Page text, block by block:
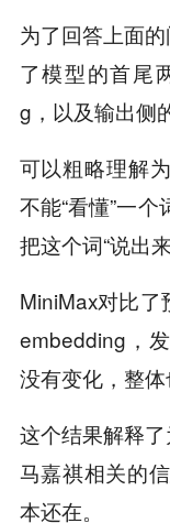
为了回答上面
了模型的首尾
g，以及输出侧
可以粗略理解
不能“看懂”一
把这个词“说出来
MiniMax对比
embedding，
没有变化，整体
这个结果解释
马嘉祺相关的
本还在。